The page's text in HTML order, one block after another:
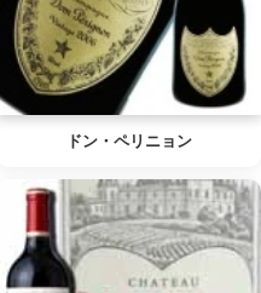
ドン・ペリニョン